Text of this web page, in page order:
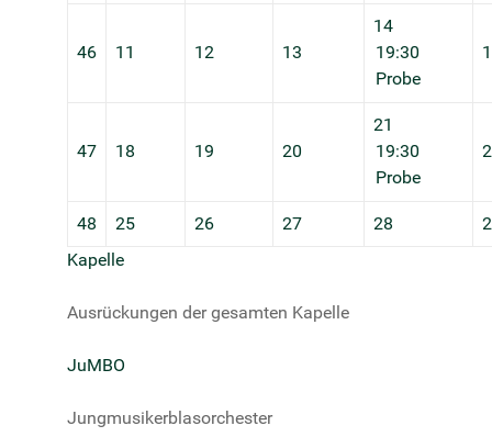
46 11 12 13
14
19:30
Probe
47 18 19 20
21
19:30
Probe
48 25 26 27 28
Kapelle
Ausrückungen der gesamten Kapelle
JuMBO
Jungmusikerblasorchester